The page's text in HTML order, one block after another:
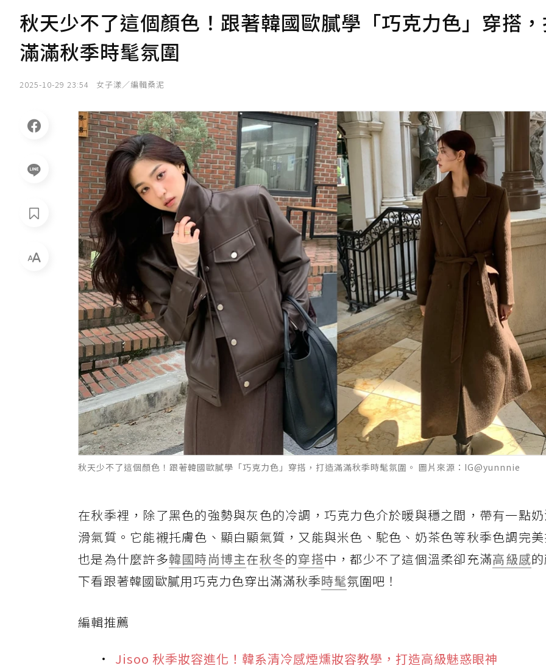
秋天少不了這個顏色！跟著韓國歐膩學「巧克力色」穿搭
滿滿秋季時髦氛圍
2025-10-29 23:54 女子漾／編輯桑泥
秋天少不了這個顏色！跟著韓國歐膩學「巧克力色」穿搭，打造滿滿秋季時髦氛圍。 圖片來源：IG@yunnnie
在秋季裡，除了黑色的強勢與灰色的冷調，巧克力色介於暖與穩之間，帶有一點
滑氣質。它能襯托膚色、顯白顯氣質，又能與米色、駝色、奶茶色等秋季色調完
也是為什麼許多韓國時尚博主在秋冬的穿搭中，都少不了這個溫柔卻充滿高級感
下看跟著韓國歐膩用巧克力色穿出滿滿秋季時髦氛圍吧！
編輯推薦
Jisoo 秋季妝容進化！韓系清冷感煙燻妝容教學，打造高級魅惑眼神